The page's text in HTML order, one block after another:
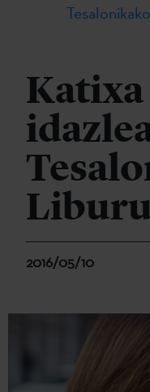
2016/05/10